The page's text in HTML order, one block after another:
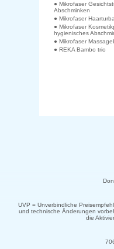
● Mikrofaser
Abschminken
● Mikrofaser
● Mikrofaser
hygienisches
● Mikrofaser
● REKA Bambo trio
UVP = Unverbindliche
und technische Änderungen
die